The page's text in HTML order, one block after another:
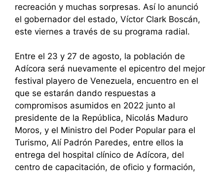
recreación y muchas sorpresas. Así lo anunció
el gobernador del estado, Víctor Clark Boscán,
este viernes a través de su programa radial.
Entre el 23 y 27 de agosto, la población de
Adícora será nuevamente el epicentro del mejor
festival playero de Venezuela, encuentro en el
que se estarán dando respuestas a
compromisos asumidos en 2022 junto al
presidente de la República, Nicolás Maduro
Moros, y el Ministro del Poder Popular para el
Turismo, Alí Padrón Paredes, entre ellos la
entrega del hospital clínico de Adícora, del
centro de capacitación, de oficio y formación,